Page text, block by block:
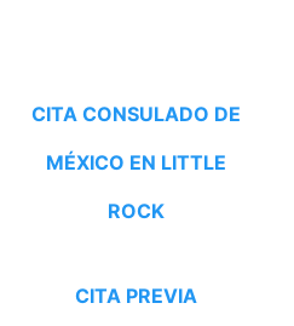
CITA CONSULADO DE
MÉXICO EN LITTLE
ROCK
CITA PREVIA